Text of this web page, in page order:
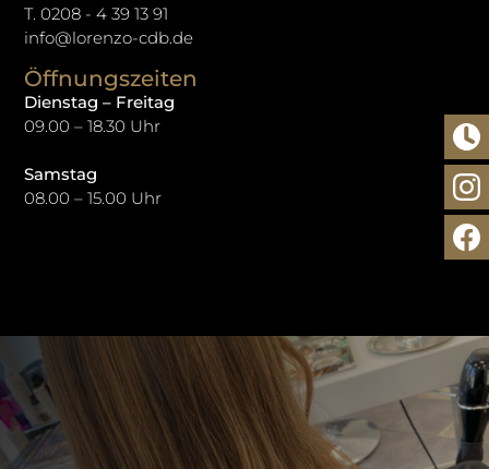
T. 0208 - 4 39 13 91
info@lorenzo-cdb.de
Öffnungszeiten
Dienstag – Freitag
09.00 – 18.30 Uhr
Samstag
08.00 – 15.00 Uhr